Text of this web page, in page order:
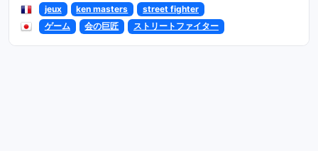
jeux
ken masters
street fighter
ゲーム
会の巨匠 ストリートファイター